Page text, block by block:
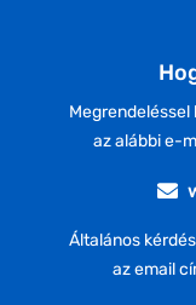
az alábbi e-
Általános
az email